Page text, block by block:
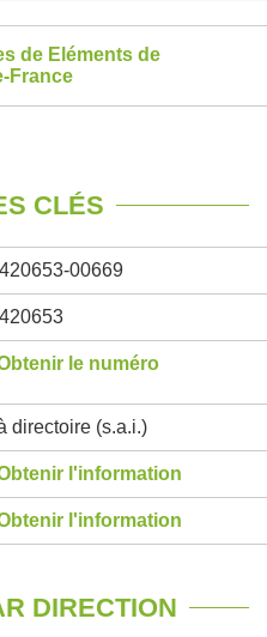
de Eléments de
France
CLÉS
00669
le numéro
directoire (s.a.i.)
l'information
l'information
DIRECTION